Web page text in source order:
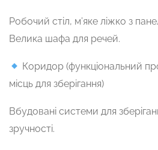
Робочий стіл, м’яке ліжко з
Велика шафа для речей.
Коридор (функціональний
місць для зберігання)
Вбудовані системи для
зручності.